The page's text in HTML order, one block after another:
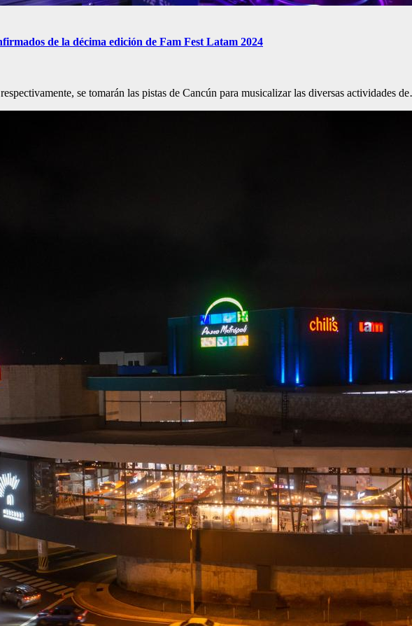
de la décima edición de Fam Fest Latam 2024
se tomarán las pistas de Cancún para musicalizar las diversas actividades